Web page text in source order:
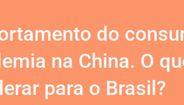
do
na China. O
para o Brasil?